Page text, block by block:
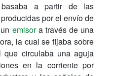
a partir de las
por el envío de
emisora través de una
la cual se fijaba sobre
circulaba una aguja
en la corriente por